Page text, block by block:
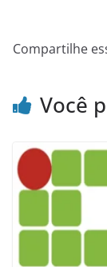
Compartilhe
Você